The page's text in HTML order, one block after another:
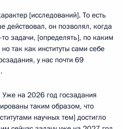
[исследований]. То есть
действовал, он позволял, когда
задачи, [определять], по каким
так как институты сами себе
у нас почти 69
на 2026 год госзадания
таким образом, что
научных тем] достигло